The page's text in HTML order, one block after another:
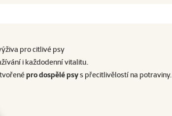
pro citlivé psy
i každodenní vitalitu.
pro dospělé psys přecitlivělostí na potraviny.